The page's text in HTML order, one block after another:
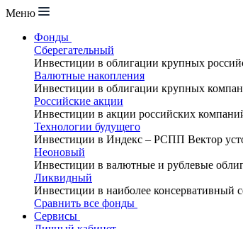
Меню
Фонды
Сберегательный
Инвестиции в облигации крупных
Валютные накопления
Инвестиции в облигации крупных
Российские акции
Инвестиции в акции российских
Технологии будущего
Инвестиции в Индекс – РСПП Вектор
Неоновый
Инвестиции в валютные и рублевые
Ликвидный
Инвестиции в наиболее консервативный
Сравнить все фонды
Сервисы